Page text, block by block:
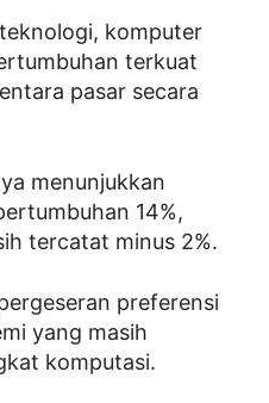
komputer
terkuat
pasar secara
menunjukkan
14%,
tercatat minus 2%.
preferensi
yang masih
komputasi.